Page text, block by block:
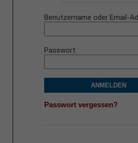
Benutzername oder Email-
Passwort
ANMELDEN
Passwort vergessen?